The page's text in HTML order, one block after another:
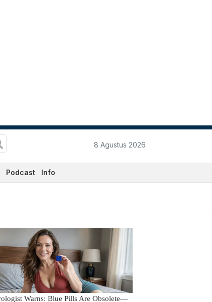
8 Agustus 2026
Podcast Info